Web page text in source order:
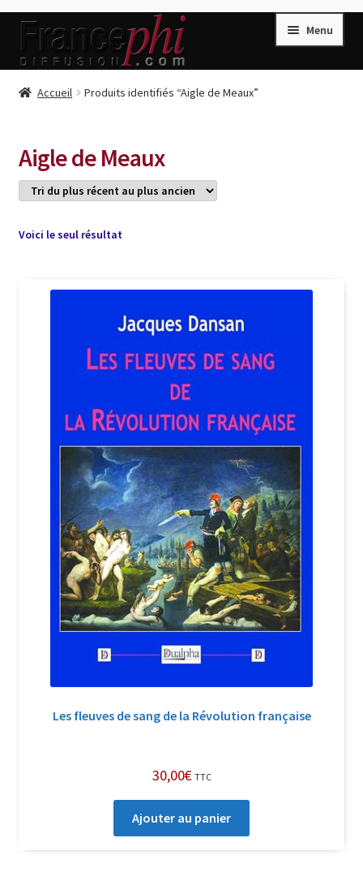
Aller
la
Aller
contenu
Menu
Accueil
Compte
Conditions de Vente
Connection
Listes d’Envies
Livres de Peter Randa
Livres de Philippe Randa
Newsletter
Nous Contacter
Politique de confidentialité et cookies
Qui sommes-nous ?
Soutien à Philippe Randa
Suivi de la Commande
Accueil Produits identifiés “Aigle de Meaux”
Aigle de Meaux
Voici le seul résultat
Les fleuves de sang de la Révolution française
30,00€ TTC
Ajouter au panier